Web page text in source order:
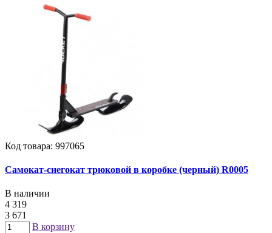
Код товара: 997065
Самокат-снегокат трюковой в коробке (черный) R0005
В наличии
4 319
3 671
В корзину